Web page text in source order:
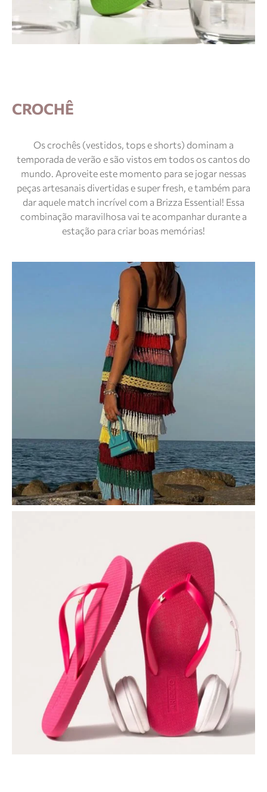
CROCHÊ
Os crochês (vestidos, tops e shorts) dominam a
temporada de verão e são vistos em todos os cantos do
mundo. Aproveite este momento para se jogar nessas
peças artesanais divertidas e super fresh, e também para
dar aquele match incrível com a Brizza Essential! Essa
combinação maravilhosa vai te acompanhar durante a
estação para criar boas memórias!